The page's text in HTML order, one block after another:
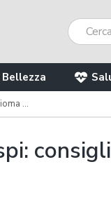
Bellezza